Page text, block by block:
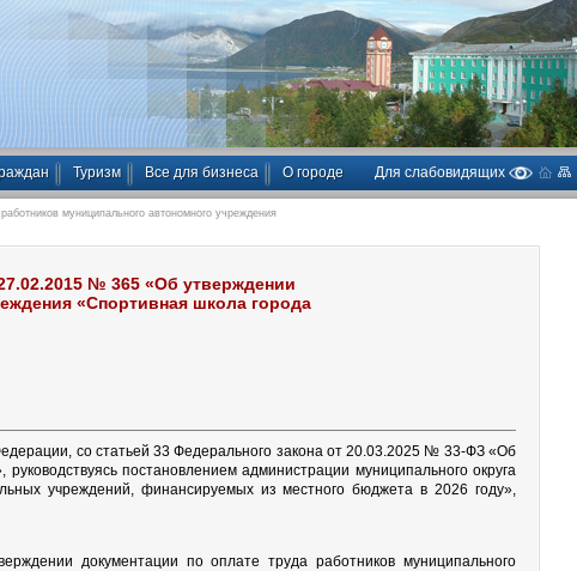
Туризм Все для бизнеса О городе Для слабовидящих
муниципального автономного учреждения
№ 365 «Об утверждении
«Спортивная школа города
со статьей 33 Федерального закона от 20.03.2025 № 33-ФЗ «Об
постановлением администрации муниципального округа
учреждений, финансируемых из местного бюджета в 2026 году»,
документации по оплате труда работников муниципального